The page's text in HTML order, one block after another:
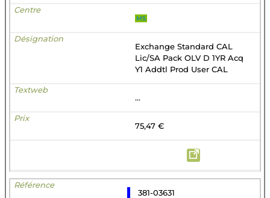
MS
Exchange Standard CAL
Lic/SA Pack OLV D 1YR Acq
Y1 Addtl Prod User CAL
...
75,47 €
381-03631